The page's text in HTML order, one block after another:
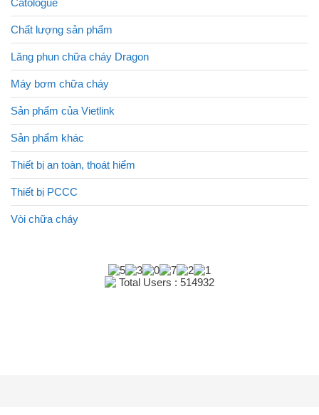
Chất lượng sản phẩm
Lăng phun chữa cháy Dragon
Máy bơm chữa cháy
Sản phẩm của Vietlink
Sản phẩm khác
Thiết bị an toàn, thoát hiểm
Thiết bị PCCC
Vòi chữa cháy
Total Users : 514932